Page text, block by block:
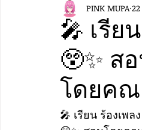
ข่าวทุนการศึกษา MUPA
Western Music Applied
การประกวดขับร้องเพลงไทยลู
🎤 เรีย
😲✨ ส
โดยค
PINK MUPA
🎤 เรียน ร้องเพล